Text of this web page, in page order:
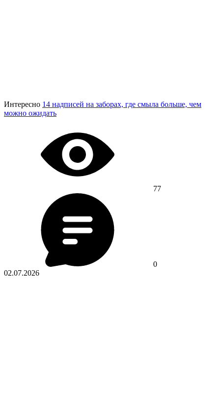
Интересно 14 надписей на заборах, где смыла больше, чем
можно ожидать
77
0
02.07.2026